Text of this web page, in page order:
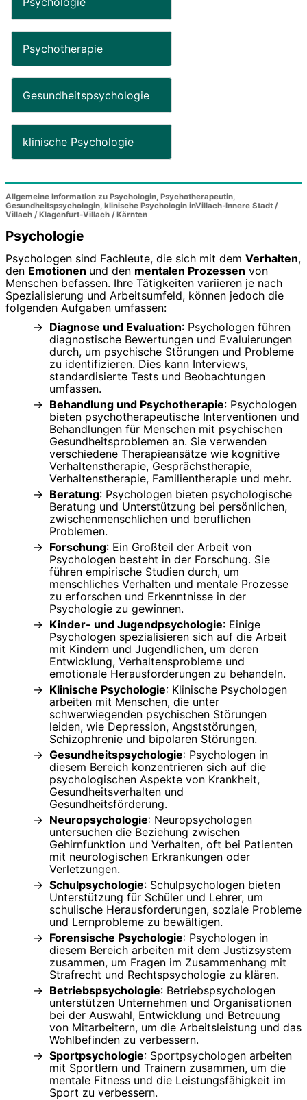
Psychotherapie
Gesundheitspsychologie
klinische Psychologie
Allgemeine Information zu Psychologin, Psychotherapeutin,
Gesundheitspsychologin, klinische Psychologin inVillach-Innere Stadt /
Villach / Klagenfurt-Villach / Kärnten
Psychologie
Psychologen sind Fachleute, die sich mit dem Verhalten,
den Emotionen und den mentalen Prozessen von
Menschen befassen. Ihre Tätigkeiten variieren je nach
Spezialisierung und Arbeitsumfeld, können jedoch die
folgenden Aufgaben umfassen:
Diagnose und Evaluation: Psychologen führen
diagnostische Bewertungen und Evaluierungen
durch, um psychische Störungen und Probleme
zu identifizieren. Dies kann Interviews,
standardisierte Tests und Beobachtungen
umfassen.
Behandlung und Psychotherapie: Psychologen
bieten psychotherapeutische Interventionen und
Behandlungen für Menschen mit psychischen
Gesundheitsproblemen an. Sie verwenden
verschiedene Therapieansätze wie kognitive
Verhaltenstherapie, Gesprächstherapie,
Verhaltenstherapie, Familientherapie und mehr.
Beratung: Psychologen bieten psychologische
Beratung und Unterstützung bei persönlichen,
zwischenmenschlichen und beruflichen
Problemen.
Forschung: Ein Großteil der Arbeit von
Psychologen besteht in der Forschung. Sie
führen empirische Studien durch, um
menschliches Verhalten und mentale Prozesse
zu erforschen und Erkenntnisse in der
Psychologie zu gewinnen.
Kinder- und Jugendpsychologie: Einige
Psychologen spezialisieren sich auf die Arbeit
mit Kindern und Jugendlichen, um deren
Entwicklung, Verhaltensprobleme und
emotionale Herausforderungen zu behandeln.
Klinische Psychologie: Klinische Psychologen
arbeiten mit Menschen, die unter
schwerwiegenden psychischen Störungen
leiden, wie Depression, Angststörungen,
Schizophrenie und bipolaren Störungen.
Gesundheitspsychologie: Psychologen in
diesem Bereich konzentrieren sich auf die
psychologischen Aspekte von Krankheit,
Gesundheitsverhalten und
Gesundheitsförderung.
Neuropsychologie: Neuropsychologen
untersuchen die Beziehung zwischen
Gehirnfunktion und Verhalten, oft bei Patienten
mit neurologischen Erkrankungen oder
Verletzungen.
Schulpsychologie: Schulpsychologen bieten
Unterstützung für Schüler und Lehrer, um
schulische Herausforderungen, soziale Probleme
und Lernprobleme zu bewältigen.
Forensische Psychologie: Psychologen in
diesem Bereich arbeiten mit dem Justizsystem
zusammen, um Fragen im Zusammenhang mit
Strafrecht und Rechtspsychologie zu klären.
Betriebspsychologie: Betriebspsychologen
unterstützen Unternehmen und Organisationen
bei der Auswahl, Entwicklung und Betreuung
von Mitarbeitern, um die Arbeitsleistung und das
Wohlbefinden zu verbessern.
Sportpsychologie: Sportpsychologen arbeiten
mit Sportlern und Trainern zusammen, um die
mentale Fitness und die Leistungsfähigkeit im
Sport zu verbessern.